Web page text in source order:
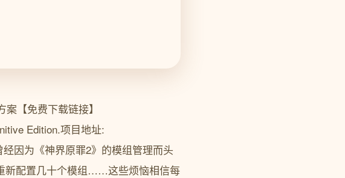
【免费下载链接】
Edition.项目地址:
因为《神界原罪2》的模组管理而头
新配置几十个模组……这些烦恼相信每